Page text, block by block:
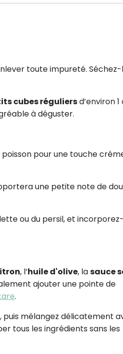
toute impureté.
cubes réguliersd’environ
à déguster.
pour une touche
une petite note de
ou du persil, et
, l’huile d'olive, lasauce
ajouter une pointe de
.
mélangez délicatement
tous les ingrédients sans les